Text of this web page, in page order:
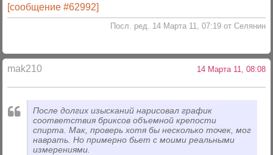
[сообщение #62992]
Посл. ред. 14 Марта 11, 07:19 от Селянин
mak210 14 Марта 11, 08:08
После долгих изысканий нарисовал график
соответствия бриксов объемной крепости
спирта. Мак, проверь хотя бы несколько точек, мог
наврать. Но примерно бьет с моими реальными
измерениями.